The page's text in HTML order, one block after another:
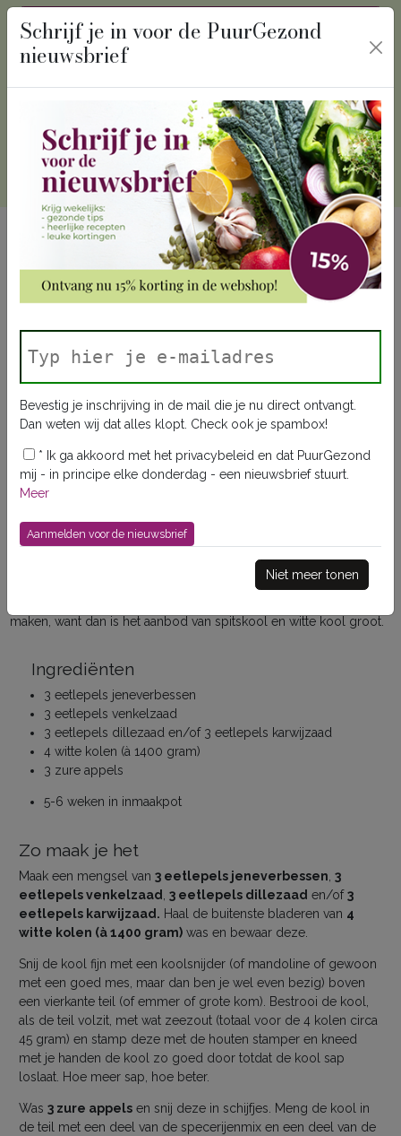
recept algemeen
Hoe maak je zuurkool
Zelf zuurkool inmaken is eenvoudig en o
zo lekker! Veel lekkerder dan de (biologische)
zuurkool die je in zakjes of uit het vat koopt.
maken, want dan is het aanbod van spitskool en witte kool groot.
Ingrediënten
3 eetlepels jeneverbessen
3 eetlepels venkelzaad
3 eetlepels dillezaad en/of 3 eetlepels karwijzaad
4 witte kolen (à 1400 gram)
3 zure appels
5-6 weken in inmaakpot
Zo maak je het
Maak een mengsel van 3 eetlepels jeneverbessen 3
eetlepels venkelzaad
3 eetlepels dillezaad en/of3
eetlepels karwijzaad. Haal de buitenste bladeren van 4
witte kolen (à 1400 gram) was en bewaar deze.
Snij de kool fijn met een koolsnijder (of mandoline of gewoon
met een goed mes, maar dan ben je wel even bezig) boven
een vierkante teil (of emmer of grote kom). Bestrooi de kool,
als de teil volzit, met wat zeezout (totaal voor de 4 kolen circa
45 gram) en stamp deze met de houten stamper en kneed
met je handen de kool zo goed door totdat de kool sap
loslaat. Hoe meer sap, hoe beter.
Was 3 zure appels en snij deze in schijfjes. Meng de kool in
de teil met een deel van de specerijenmix en een deel van de
Schrijf je in voor de PuurGezond
nieuwsbrief
Bevestig je inschrijving in de mail die je nu direct ontvangt.
Dan weten wij dat alles klopt. Check ook je spambox!
* Ik ga akkoord met het privacybeleid en dat PuurGezond
mij - in principe elke donderdag - een nieuwsbrief stuurt.
Meer
Niet meer tonen